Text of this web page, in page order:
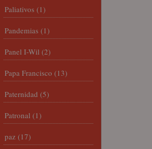
Paliativos (1)
Pandemias (1)
Panel I-Wil (2)
Papa Francisco (13)
Paternidad (5)
Patronal (1)
paz (17)